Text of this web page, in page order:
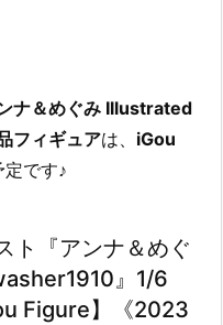
ナ＆めぐみ Illustrated
フィギュアは、 iGou
です♪
ト『アンナ＆めぐ
』1/6
Figure】《2023